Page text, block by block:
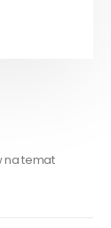
na temat